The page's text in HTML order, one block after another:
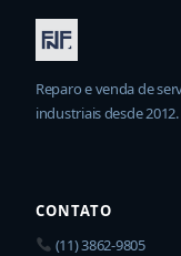
Reparo e venda de
industriais desde 2012.
CONTATO
(11) 3862-9805